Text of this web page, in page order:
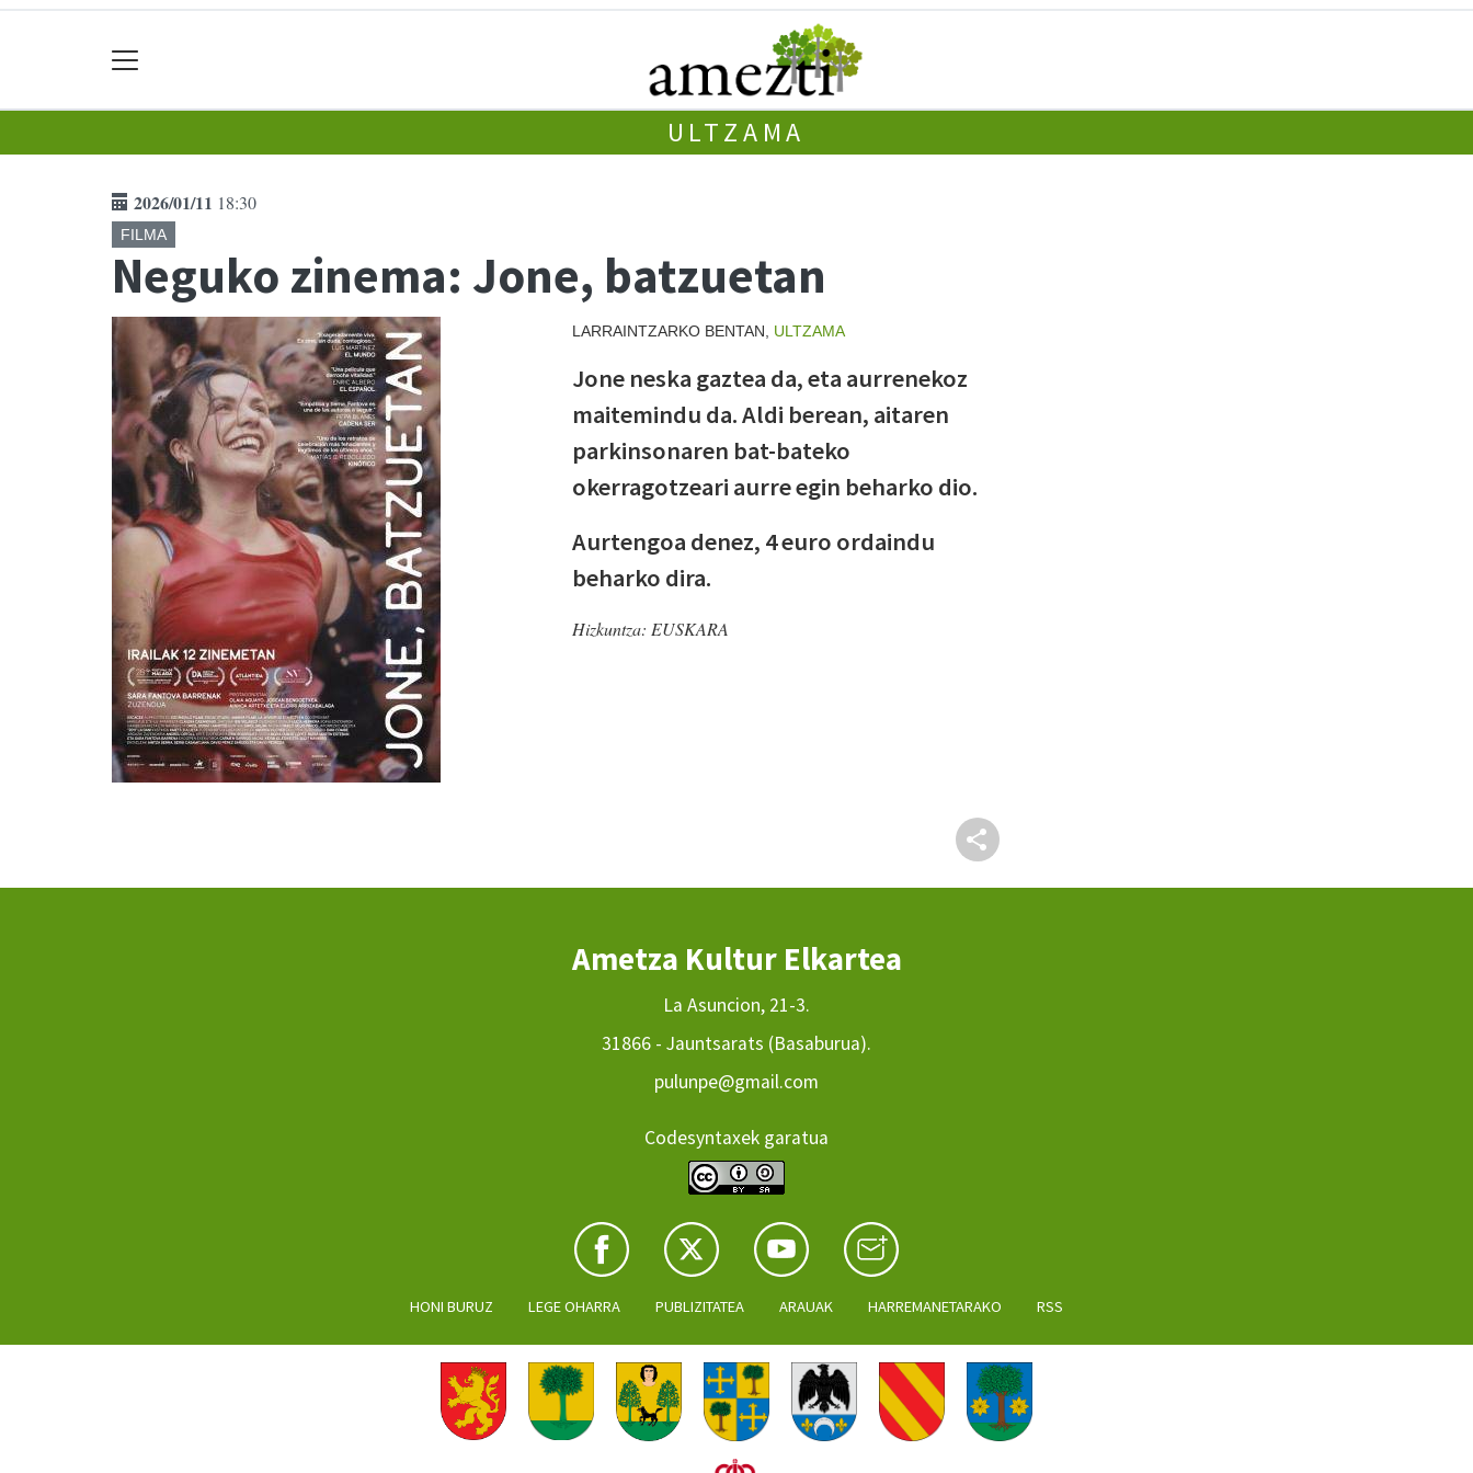
ULTZAMA
2026/01/11 18:30
FILMA
Neguko zinema: Jone, batzuetan
LARRAINTZARKO BENTAN, ULTZAMA
Jone neska gaztea da, eta aurrenekoz
maitemindu da. Aldi berean, aitaren
parkinsonaren bat-bateko
okerragotzeari aurre egin beharko dio.
Aurtengoa denez, 4 euro ordaindu
beharko dira.
Hizkuntza: EUSKARA
Ametza Kultur Elkartea
La Asuncion, 21-3.
31866 - Jauntsarats (Basaburua).
pulunpe@gmail.com
Codesyntaxek garatua
HONI BURUZ LEGE OHARRA PUBLIZITATEA ARAUAK HARREMANETARAKO RSS